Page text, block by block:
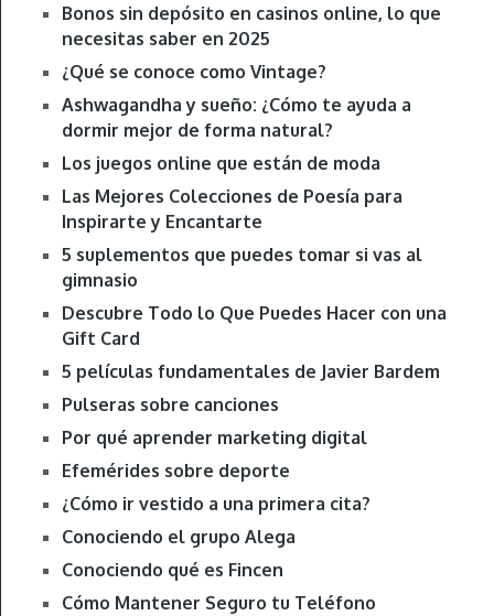
Bonos sin depósito en casinos online, lo que
necesitas saber en 2025
¿Qué se conoce como Vintage?
Ashwagandha y sueño: ¿Cómo te ayuda a
dormir mejor de forma natural?
Los juegos online que están de moda
Las Mejores Colecciones de Poesía para
Inspirarte y Encantarte
5 suplementos que puedes tomar si vas al
gimnasio
Descubre Todo lo Que Puedes Hacer con una
Gift Card
5 películas fundamentales de Javier Bardem
Pulseras sobre canciones
Por qué aprender marketing digital
Efemérides sobre deporte
¿Cómo ir vestido a una primera cita?
Conociendo el grupo Alega
Conociendo qué es Fincen
Cómo Mantener Seguro tu Teléfono